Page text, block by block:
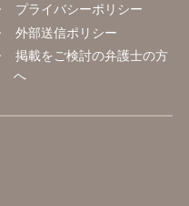
プライバシーポリシー
外部送信ポリシー
掲載をご検討の弁護士の方
へ